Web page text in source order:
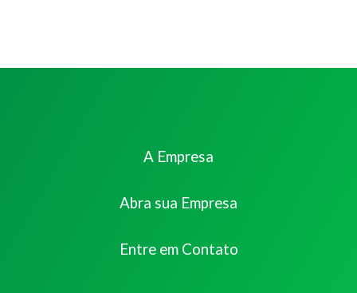
A Empresa
Abra sua Empresa
Entre em Contato